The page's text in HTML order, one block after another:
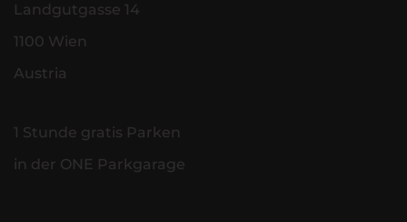
Landgutgasse 14
1100 Wien
Austria
1 Stunde gratis Parken
in der ONE Parkgarage